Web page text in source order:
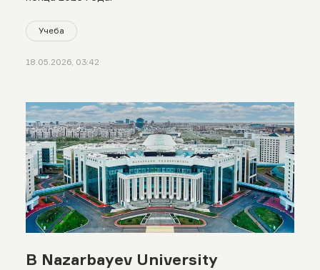
Учеба
18.05.2026, 03:42
В Nazarbayev University